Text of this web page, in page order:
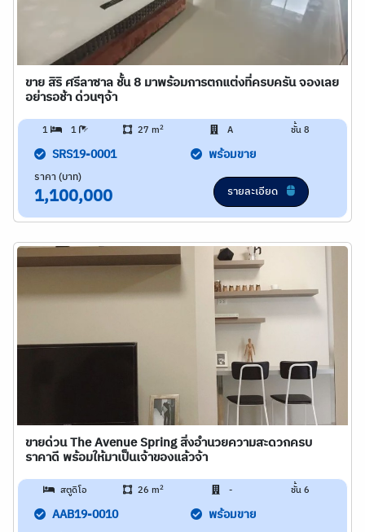
ขาย สิริ ศรีลาซาล ชั้น 8 มาพร้อมการตกแต่งที่ครบครัน จองเลย
อย่ารอช้า ด่วนๆจ้า
1 1 27 m2 A ชั้น 8
SRS19-0001 พร้อมขาย
ราคา (บาท)
1,100,000 รายละเอียด
ขายด่วน The Avenue Spring สิ่งอำนวยความสะดวกครบ
ราคาดี พร้อมให้มาเป็นเจ้าของแล้วจ้า
สตูดิโอ 26 m2 - ชั้น 6
AAB19-0010 พร้อมขาย